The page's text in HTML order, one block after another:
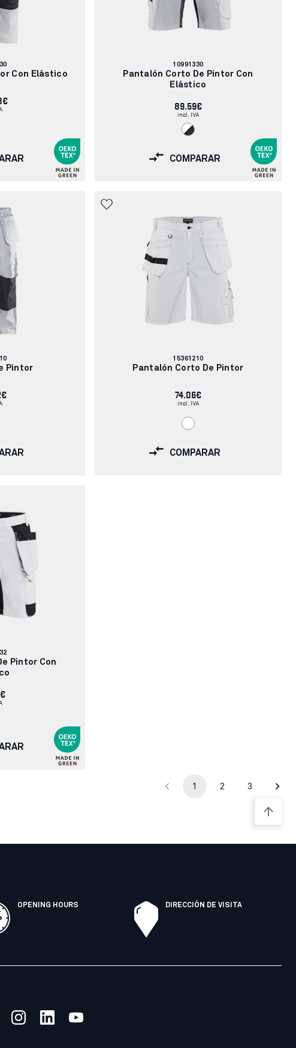
Con Elástico
Número
artículo:
10991330
Pantalón Corto De Pintor Con
Elástico
89.59€
incl. IVA
COMPARAR
Pintor
Número
de
artículo:
15361210
Pantalón Corto De Pintor
74.06€
incl. IVA
COMPARAR
Pintor Con
1 2 3
OPENING HOURS DIRECCIÓN DE VISITA